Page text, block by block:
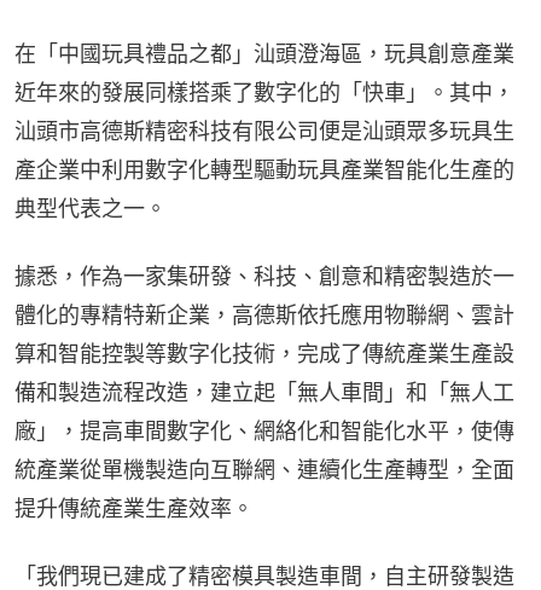
在「中國玩具禮品之都」汕頭澄海區，玩具創意產業
近年來的發展同樣搭乘了數字化的「快車」。其中，
汕頭市高德斯精密科技有限公司便是汕頭眾多玩具生
產企業中利用數字化轉型驅動玩具產業智能化生產的
典型代表之一。
據悉，作為一家集研發、科技、創意和精密製造於一
體化的專精特新企業，高德斯依托應用物聯網、雲計
算和智能控製等數字化技術，完成了傳統產業生產設
備和製造流程改造，建立起「無人車間」和「無人工
廠」，提高車間數字化、網絡化和智能化水平，使傳
統產業從單機製造向互聯網、連續化生產轉型，全面
提升傳統產業生產效率。
「我們現已建成了精密模具製造車間，自主研發製造